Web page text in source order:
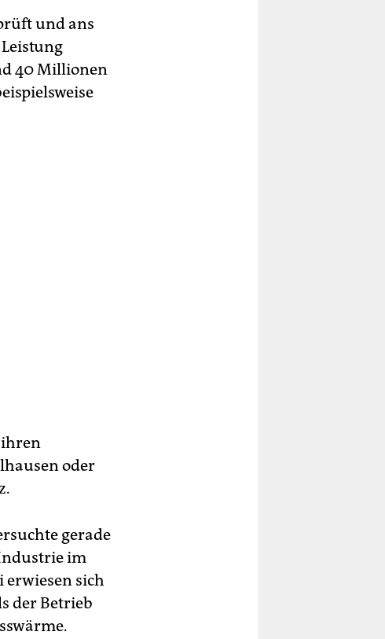
und ans
40 Millionen
ihren
oder
gerade
im
erwiesen sich
der Betrieb